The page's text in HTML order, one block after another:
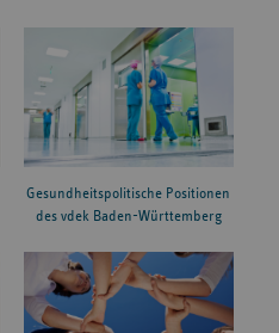
Gesundheitspolitische Positionen
des vdek Baden-Württemberg